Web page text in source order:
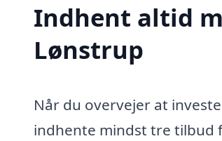
Indhent altid
Lønstrup
Når du overvejer at
indhente mindst tre tilbud